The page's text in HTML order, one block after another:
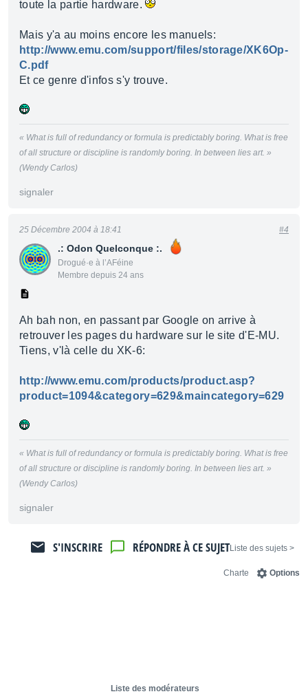
toute la partie hardware.
Mais y'a au moins encore les manuels:
http://www.emu.com/support/files/storage/XK6Op-
C.pdf
Et ce genre d'infos s'y trouve.
« What is full of redundancy or formula is predictably boring. What is free
of all structure or discipline is randomly boring. In between lies art. »
(Wendy Carlos)
signaler
.: Odon Quelconque :.
Drogué·e à l’AFéine
Membre depuis 24 ans
25 Décembre 2004 à 18:41 #4
Ah bah non, en passant par Google on arrive à
retrouver les pages du hardware sur le site d'E-MU.
Tiens, v'là celle du XK-6:
http://www.emu.com/products/product.asp?
product=1094&category=629&maincategory=629
« What is full of redundancy or formula is predictably boring. What is free
of all structure or discipline is randomly boring. In between lies art. »
(Wendy Carlos)
signaler
< Liste des sujets
RÉPONDRE À CE SUJET
S'INSCRIRE
Options
Charte
Liste des modérateurs